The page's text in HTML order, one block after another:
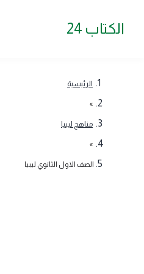
الكتاب 24
الرئيسية
»
مناهج ليبيا
»
الصف الاول الثانوي ليبيا